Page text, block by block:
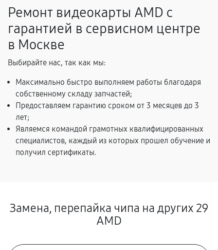
Ремонт видеокарты AMD с
гарантией в сервисном центре
в Москве
Выбирайте нас, так как мы:
Максимально быстро выполняем работы благодаря
собственному складу запчастей;
Предоставляем гарантию сроком от 3 месяцев до 3
лет;
Являемся командой грамотных квалифицированных
специалистов, каждый из которых прошел обучение и
получил сертификаты.
Замена, перепайка чипа на других 29
AMD